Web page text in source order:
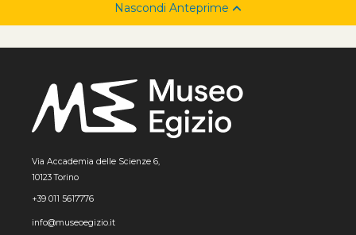
Nascondi Anteprime
Via Accademia delle Scienze 6,
10123 Torino
+39 011 5617776
info@museoegizio.it